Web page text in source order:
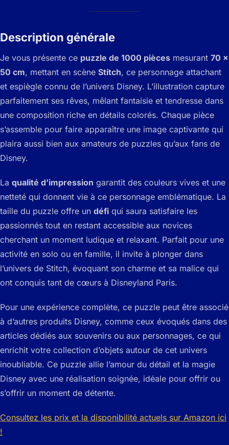
Description générale
Je vous présente ce puzzle de 1000 pièces mesurant 70 x
50 cm, mettant en scène Stitch, ce personnage attachant
et espiègle connu de l’univers Disney. L’illustration capture
parfaitement ses rêves, mêlant fantaisie et tendresse dans
une composition riche en détails colorés. Chaque pièce
s’assemble pour faire apparaître une image captivante qui
plaira aussi bien aux amateurs de puzzles qu’aux fans de
Disney.
La qualité d’impression garantit des couleurs vives et une
netteté qui donnent vie à ce personnage emblématique. La
taille du puzzle offre un défi qui saura satisfaire les
passionnés tout en restant accessible aux novices
cherchant un moment ludique et relaxant. Parfait pour une
activité en solo ou en famille, il invite à plonger dans
l’univers de Stitch, évoquant son charme et sa malice qui
ont conquis tant de cœurs à Disneyland Paris.
Pour une expérience complète, ce puzzle peut être associé
à d’autres produits Disney, comme ceux évoqués dans des
articles dédiés aux souvenirs ou aux personnages, ce qui
enrichit votre collection d’objets autour de cet univers
inoubliable. Ce puzzle allie l’amour du détail et la magie
Disney avec une réalisation soignée, idéale pour offrir ou
s’offrir un moment de détente.
Consultez les prix et la disponibilité actuels sur Amazon ici
!